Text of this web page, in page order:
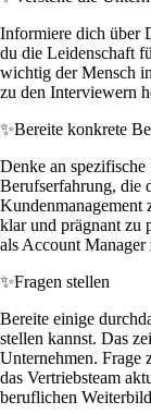
Informiere dich über
du die Leidenschaft
wichtig der Mensch
zu den Interviewern
✨Bereite konkrete
Denke an spezifische
Berufserfahrung, die
Kundenmanagement
klar und prägnant zu
als Account Manager
✨Fragen stellen
Bereite einige
stellen kannst. Das
Unternehmen. Frage
das Vertriebsteam
beruflichen